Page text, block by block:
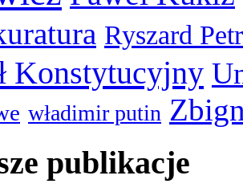
Ryszard
Konstytucyjny
władimir putin
publikacje